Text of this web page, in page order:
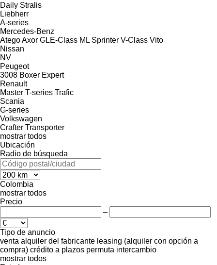
Daily Stralis
Liebherr
A-series
Mercedes-Benz
AtegoAxor GLE-Class ML Sprinter V-Class Vito
Nissan
NV
Peugeot
3008 Boxer Expert
Renault
Master T-series Trafic
Scania
G-series
Volkswagen
Crafter Transporter
mostrar todos
Ubicación
Radio de búsqueda
Colombia
mostrar todos
Precio
–
Tipo de anuncio
venta alquiler del fabricante leasing (alquiler con opción a
compra) crédito a plazos permuta intercambio
mostrar todos